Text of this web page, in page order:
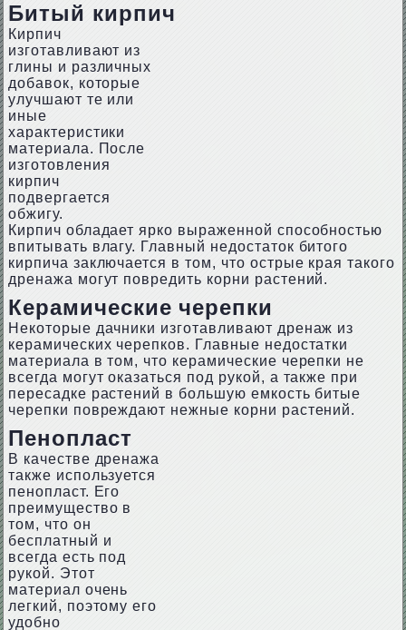
Битый кирпич
Кирпич
изготавливают из
глины и различных
добавок, которые
улучшают те или
иные
характеристики
материала. После
изготовления
кирпич
подвергается
обжигу.
Кирпич обладает ярко выраженной способностью
впитывать влагу. Главный недостаток битого
кирпича заключается в том, что острые края такого
дренажа могут повредить корни растений.
Керамические черепки
Некоторые дачники изготавливают дренаж из
керамических черепков. Главные недостатки
материала в том, что керамические черепки не
всегда могут оказаться под рукой, а также при
пересадке растений в большую емкость битые
черепки повреждают нежные корни растений.
Пенопласт
В качестве дренажа
также используется
пенопласт. Его
преимущество в
том, что он
бесплатный и
всегда есть под
рукой. Этот
материал очень
легкий, поэтому его
удобно